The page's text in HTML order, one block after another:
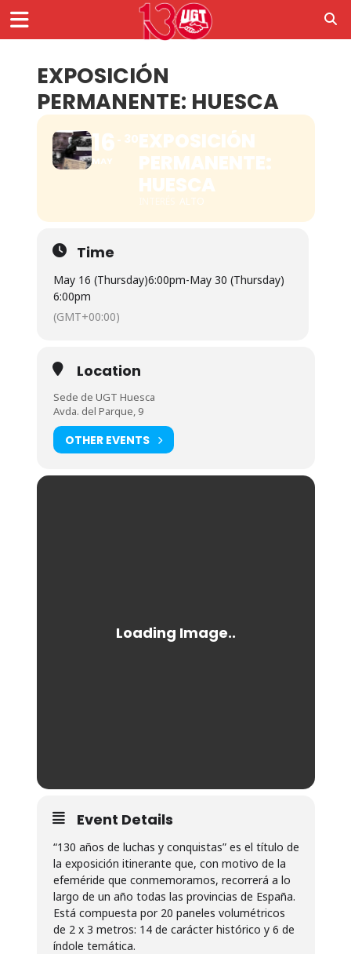
EXPOSICIÓN
PERMANENTE: HUESCA
16
MAY
30EXPOSICIÓN
PERMANENTE:
HUESCA
ALTO
Time
May 16 (Thursday)6:00pm-May 30 (Thursday)
6:00pm
(GMT+00:00)
Location
Sede de UGT Huesca
Avda. del Parque, 9
OTHER EVENTS
Event Details
“130 años de luchas y conquistas” es el título de
la exposición itinerante que, con motivo de la
efeméride que conmemoramos, recorrerá a lo
largo de un año todas las provincias de España.
Está compuesta por 20 paneles volumétricos
de 2 x 3 metros: 14 de carácter histórico y 6 de
índole temática.